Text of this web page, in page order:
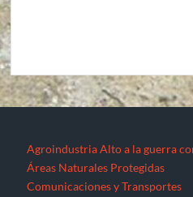
Agroindustria Alto a la guerra
Áreas Naturales Protegidas
Comunicaciones y Transportes